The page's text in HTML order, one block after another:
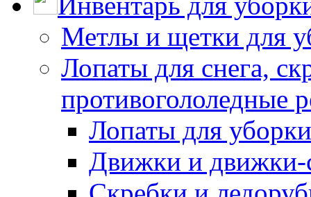
Метлы и щетки для
Лопаты для снега,
противогололедные
Лопаты для
Движки и движки-